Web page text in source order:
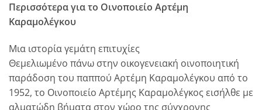
Περισσότερα για το Οινοποιείο Αρτέμη
Καραμολέγκου
Μια ιστορία γεμάτη επιτυχίες
Θεμελιωμένο πάνω στην οικογενειακή οινοποιητική
παράδοση του παππού Αρτέμη Καραμολέγκου από το
1952, το Οινοποιείο Αρτέμης Καραμολέγκος εισήλθε με
αλματώδη βήματα στον χώρο της σύγχρονης